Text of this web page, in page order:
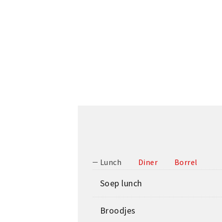
Lunch Diner Borrel
Soep lunch
Broodjes